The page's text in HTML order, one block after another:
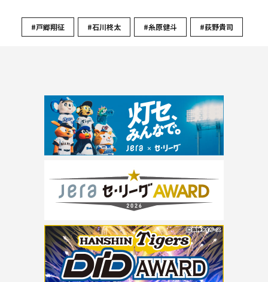
#戸郷翔征 #石川柊太 #糸原健斗 #荻野貴司